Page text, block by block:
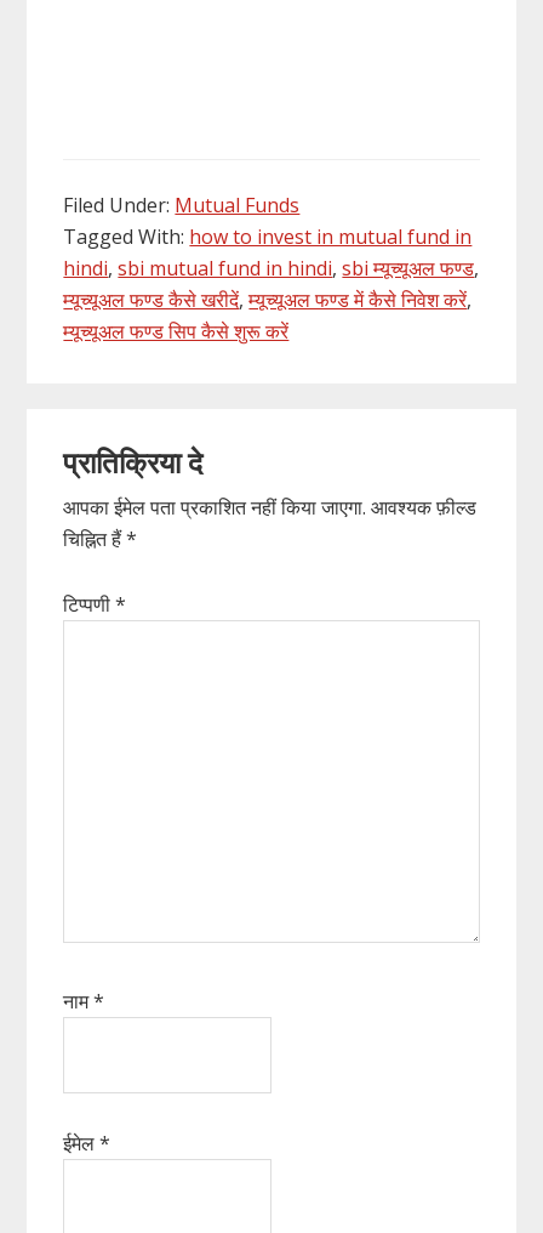
Filed Under: Mutual Funds
Tagged With: how to invest in mutual fund in
hindi,sbi mutual fund in hindi,sbi म्यूच्यूअल फण्ड,
म्यूच्यूअल फण्ड कैसे खरीदें,म्यूच्यूअल फण्ड में कैसे निवेश करें,
म्यूच्यूअल फण्ड सिप कैसे शुरू करें
Interactions
प्रातिक्रिया दे
आपका ईमेल पता प्रकाशित नहीं किया जाएगा. आवश्यक फ़ील्ड
चिह्नित हैं*
टिप्पणी*
नाम*
ईमेल*